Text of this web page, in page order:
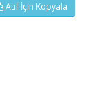
Atıf İçin Kopyala